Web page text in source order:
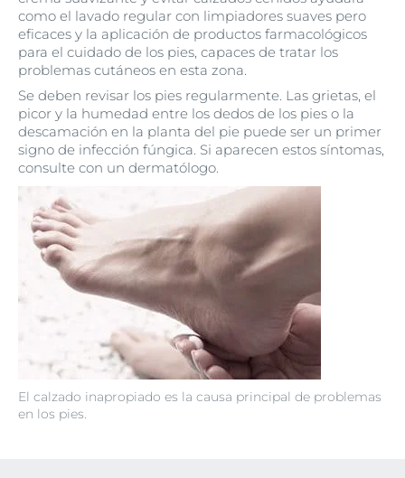
El calzado inapropiado es la causa principal de problemas
en los pies.
como el lavado regular con limpiadores suaves pero
eficaces y la aplicación de productos farmacológicos
para el cuidado de los pies, capaces de tratar los
problemas cutáneos en esta zona.
Se deben revisar los pies regularmente. Las grietas, el
picor y la humedad entre los dedos de los pies o la
descamación en la planta del pie puede ser un primer
signo de infección fúngica. Si aparecen estos síntomas,
consulte con un dermatólogo.